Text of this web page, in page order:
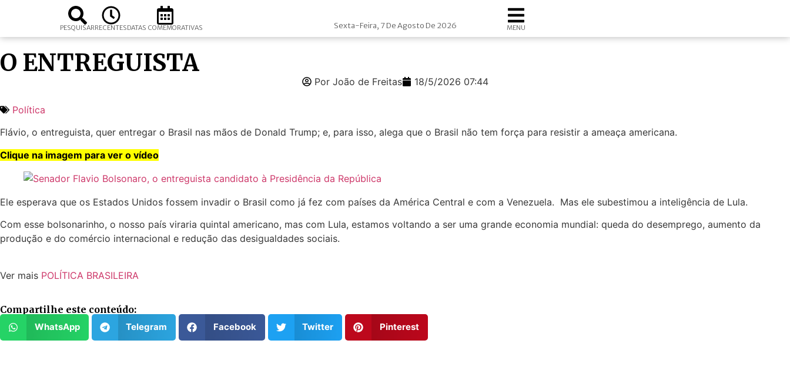
PESQUISARRECENTESDATAS COMEMORATIVAS Sexta-Feira, 7 De Agosto De 2026 MENU
O ENTREGUISTA
Por João de Freitas 18/5/2026 07:44
Política
Flávio, o entreguista, quer entregar o Brasil nas mãos de Donald Trump; e, para isso, alega que o Brasil não tem força para resistir a ameaça americana.
Clique na imagem para ver o vídeo
Ele esperava que os Estados Unidos fossem invadir o Brasil como já fez com países da América Central e com a Venezuela. Mas ele subestimou a inteligência de Lula.
Com esse bolsonarinho, o nosso país viraria quintal americano, mas com Lula, estamos voltando a ser uma grande economia mundial: queda do desemprego, aumento da
produção e do comércio internacional e redução das desigualdades sociais.
Ver mais POLÍTICA BRASILEIRA
Compartilhe este conteúdo:
WhatsApp Telegram Facebook Twitter Pinterest